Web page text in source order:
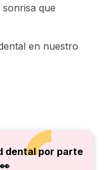
que
en nuestro
dental por parte